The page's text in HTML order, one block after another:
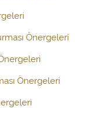
Önergeleri
Önergeleri